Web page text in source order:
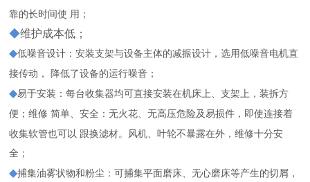
靠的长时间使 用；
◆维护成本低；
◆低噪音设计：安装支架与设备主体的减振设计，选用低噪音电机直
接传动，
降低了设备的运行噪音；
◆易于安装：每台收集器均可直接安装在机床上、支架上，装拆方
便；维修 简单、安全：无火花、无高压危险及易损件，即使连接着
收集软管也可以 跟换滤材。风机、叶轮不暴露在外，维修十分安
全；
◆捕集油雾状物和粉尘：可捕集平面磨床、无心磨床等产生的切屑，